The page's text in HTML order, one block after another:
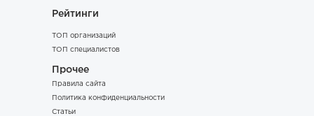
Рейтинги
ТОП организаций
ТОП специалистов
Прочее
Правила сайта
Политика конфиденциальности
Статьи